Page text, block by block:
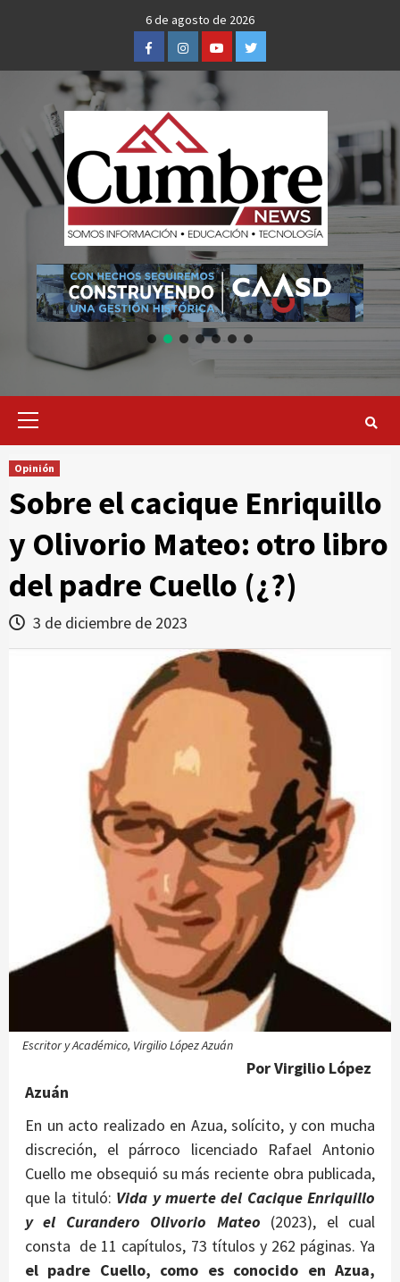
6 de agosto de 2026
FacebookInstagramYoutubeTwitter
Primary
Opinión
Sobre el cacique Enriquillo
y Olivorio Mateo: otro libro
del padre Cuello (¿?)
3 de diciembre de 2023
Escritor y Académico, Virgilio López Azuán
Por Virgilio López
Azuán
En un acto realizado en Azua, solícito, y con mucha
discreción, el párroco licenciado Rafael Antonio
Cuello me obsequió su más reciente obra publicada,
que la tituló: Vida y muerte del Cacique Enriquillo
y el Curandero Olivorio Mateo (2023), el cual
consta de 11 capítulos, 73 títulos y 262 páginas. Ya
el padre Cuello, como es conocido en Azua,